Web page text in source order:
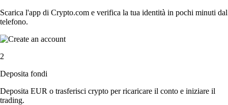
Scarica l'app di Crypto.com e verifica la tua identità in pochi minuti dal
telefono.
2
Deposita fondi
Deposita EUR o trasferisci crypto per ricaricare il conto e iniziare il
trading.